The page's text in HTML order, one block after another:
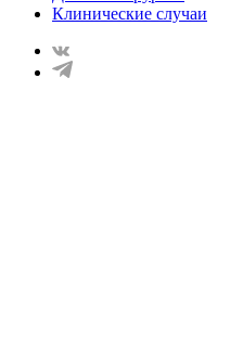
Клинические случаи